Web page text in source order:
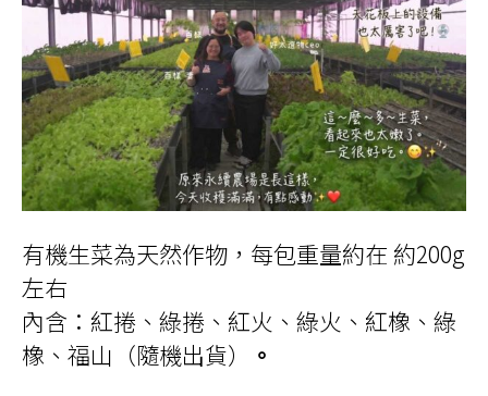
有機生菜為天然作物，每包重量約在 約200g
左右
內含：紅捲、綠捲、紅火、綠火、紅橡、綠
橡、福山（隨機出貨）
。